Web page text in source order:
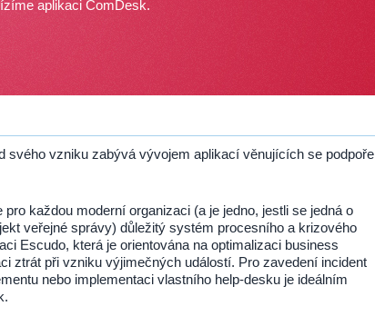
aplikaci ComDesk.
svého vzniku zabývá vývojem aplikací věnujících se podpoře
každou moderní organizaci (a je jedno, jestli se jedná o
veřejné správy) důležitý systém procesního a krizového
Escudo, která je orientována na optimalizaci business
ztrát při vzniku výjimečných událostí. Pro zavedení incident
nebo implementaci vlastního help-desku je ideálním